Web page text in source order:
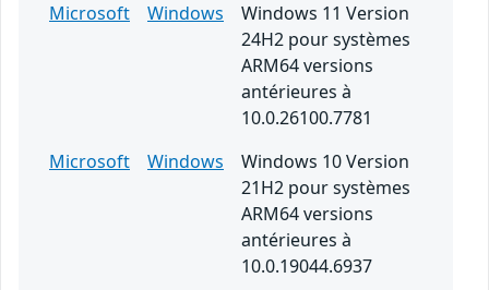
Microsoft
Windows
Windows 11 Version
24H2 pour systèmes
ARM64 versions
antérieures à
10.0.26100.7781
Microsoft
Windows
Windows 10 Version
21H2 pour systèmes
ARM64 versions
antérieures à
10.0.19044.6937